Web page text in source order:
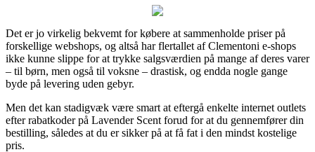
Det er jo virkelig bekvemt for købere at sammenholde priser på
forskellige webshops, og altså har flertallet af Clementoni e-shops
ikke kunne slippe for at trykke salgsværdien på mange af deres varer
– til børn, men også til voksne – drastisk, og endda nogle gange
byde på levering uden gebyr.
Men det kan stadigvæk være smart at eftergå enkelte internet outlets
efter rabatkoder på Lavender Scent forud for at du gennemfører din
bestilling, således at du er sikker på at få fat i den mindst kostelige
pris.